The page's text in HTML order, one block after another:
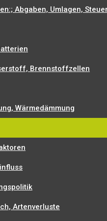
Abgaben, Umlagen,
Brennstoffzellen
Wärmedämmung
Artenverluste